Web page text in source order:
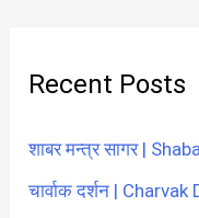
Recent Posts
शाबर मन्त्र सागर |
चार्वाक दर्शन |